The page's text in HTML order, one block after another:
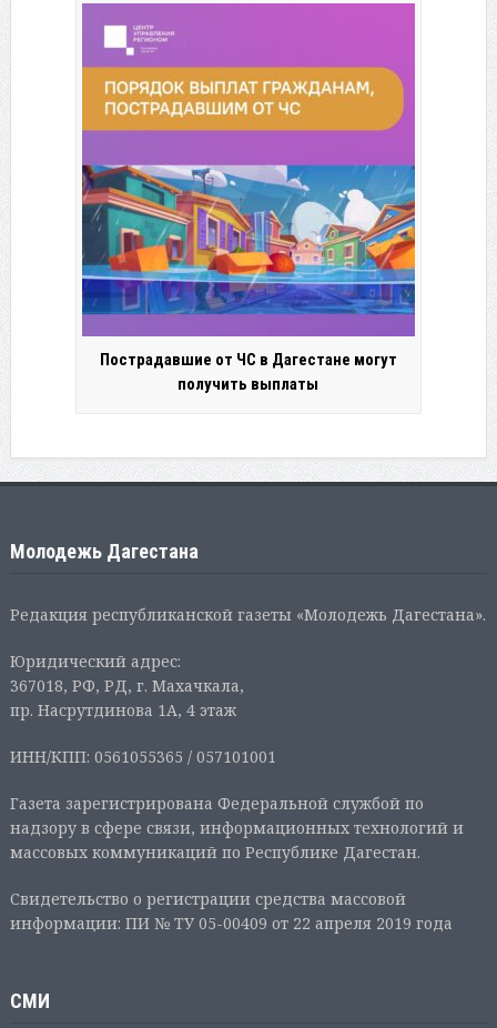
Пострадавшие от ЧС в Дагестане могут
получить выплаты
Молодежь Дагестана
Редакция республиканской газеты «Молодежь Дагестана».
Юридический адрес:
367018, РФ, РД, г. Махачкала,
пр. Насрутдинова 1А, 4 этаж
ИНН/КПП: 0561055365 / 057101001
Газета зарегистрирована Федеральной службой по
надзору в сфере связи, информационных технологий и
массовых коммуникаций по Республике Дагестан.
Свидетельство о регистрации средства массовой
информации: ПИ № ТУ 05-00409 от 22 апреля 2019 года
СМИ